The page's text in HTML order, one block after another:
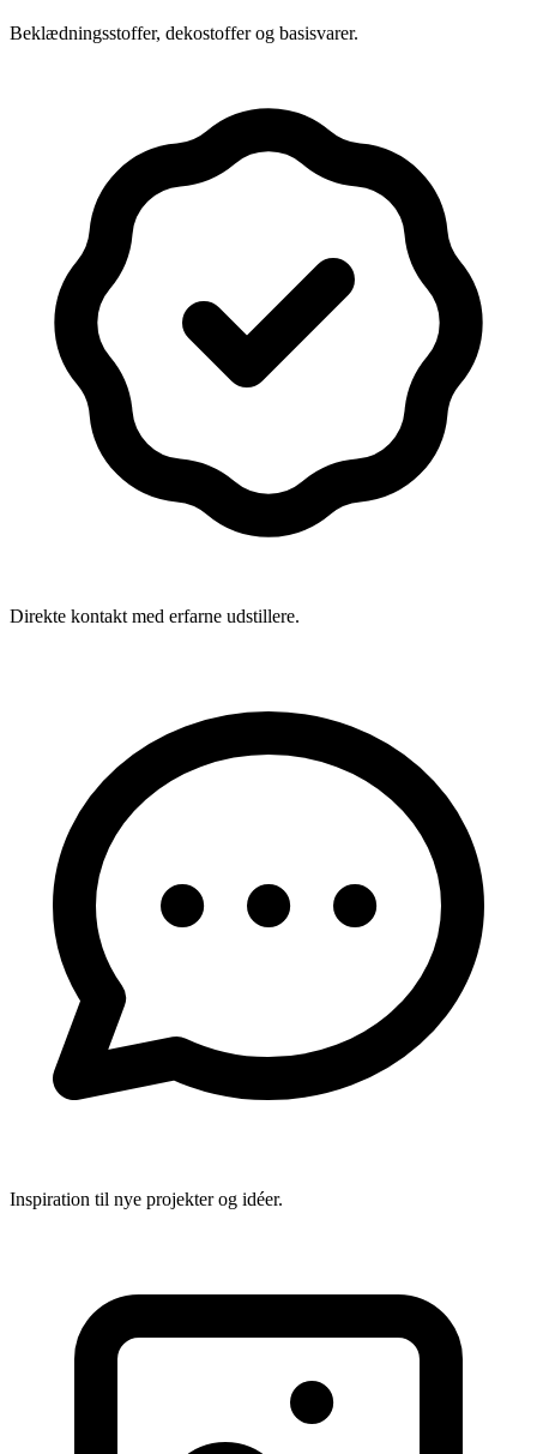
Beklædningsstoffer, dekostoffer og basisvarer.
Direkte kontakt med erfarne udstillere.
Inspiration til nye projekter og idéer.